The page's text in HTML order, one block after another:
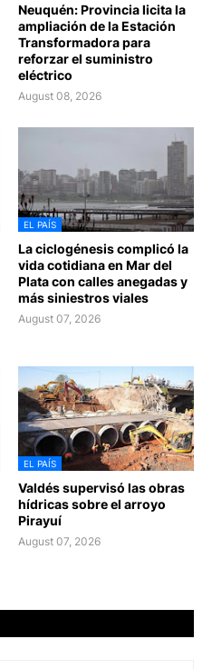
Neuquén: Provincia licita la
ampliación de la Estación
Transformadora para
reforzar el suministro
eléctrico
August 08, 2026
EL PAÍS
La ciclogénesis complicó la
vida cotidiana en Mar del
Plata con calles anegadas y
más siniestros viales
August 07, 2026
EL PAÍS
Valdés supervisó las obras
hídricas sobre el arroyo
Pirayuí
August 07, 2026